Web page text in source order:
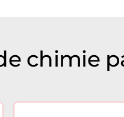
chimie